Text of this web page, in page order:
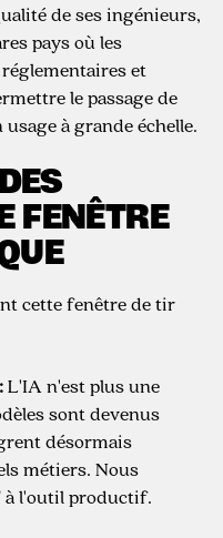
de ses ingénieurs,
pays où les
et
le passage de
à grande échelle.
FENÊTRE
cette fenêtre de tir
L'IA n'est plus une
sont devenus
désormais
métiers. Nous
à l'outil productif.